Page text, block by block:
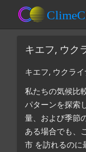
キエフ, ウク
キエフ, ウクラ
私たちの気候比
パターンを探索
量、および季節
ある場合でも、
市 を訪れるのに